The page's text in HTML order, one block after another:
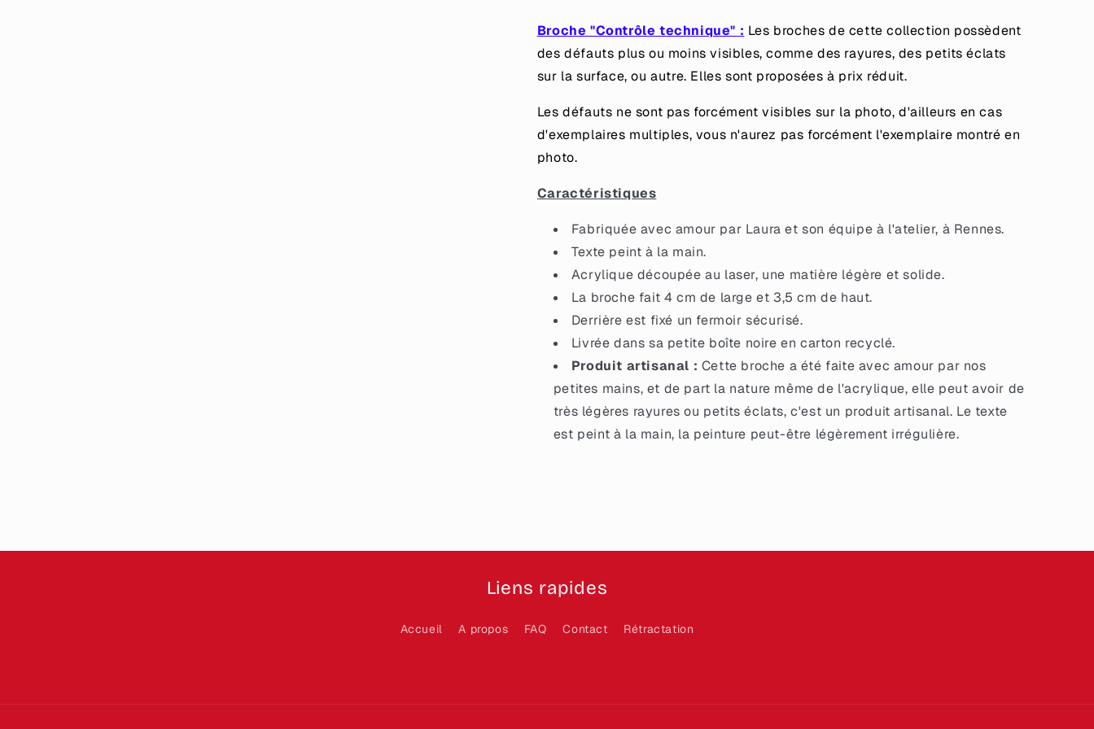
en
à
gros
rouges
et
verts
en
à
gros
rouges
et
verts
Broche "Contrôle technique" : Les broches de cette collection possèdent
des défauts plus ou moins visibles, comme des rayures, des petits éclats
sur la surface, ou autre. Elles sont proposées à prix réduit.
Les défauts ne sont pas forcément visibles sur la photo, d'ailleurs en cas
d'exemplaires multiples, vous n'aurez pas forcément l'exemplaire montré en
photo.
Caractéristiques
Fabriquée avec amour par Laura et son équipe à l'atelier, à Rennes.
Texte peint à la main.
Acrylique découpée au laser, une matière légère et solide.
La broche fait 4 cm de large et 3,5 cm de haut.
Derrière est fixé un fermoir sécurisé.
Livrée dans sa petite boîte noire en carton recyclé.
Produit artisanal : Cette broche a été faite avec amour par nos
petites mains, et de part la nature même de l'acrylique, elle peut avoir de
très légères rayures ou petits éclats, c'est un produit artisanal. Le texte
est peint à la main, la peinture peut-être légèrement irrégulière.
Liens rapides
Accueil A propos FAQ Contact Rétractation